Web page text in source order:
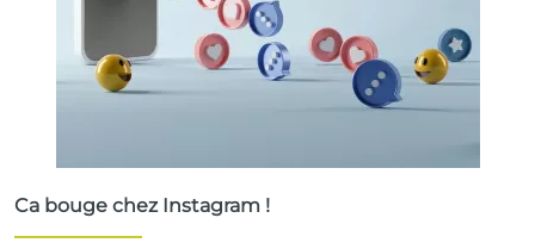
Ca bouge chez Instagram !